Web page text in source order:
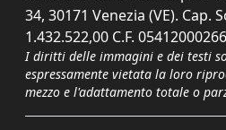
34, 30171 Venezia (VE). Cap.
1.432.522,00 C.F.
I diritti delle immagini e dei testi
espressamente vietata la loro
mezzo e l'adattamento totale o